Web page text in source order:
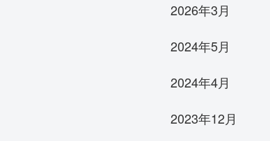
2026年3月
2024年5月
2024年4月
2023年12月